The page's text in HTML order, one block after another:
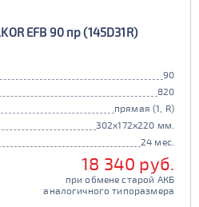
EFB 90 пр (145D31R)
90
820
прямая (1, R)
302x172x220 мм.
24 мес.
18 340 руб.
при обмене старой АКБ
аналогичного типоразмера